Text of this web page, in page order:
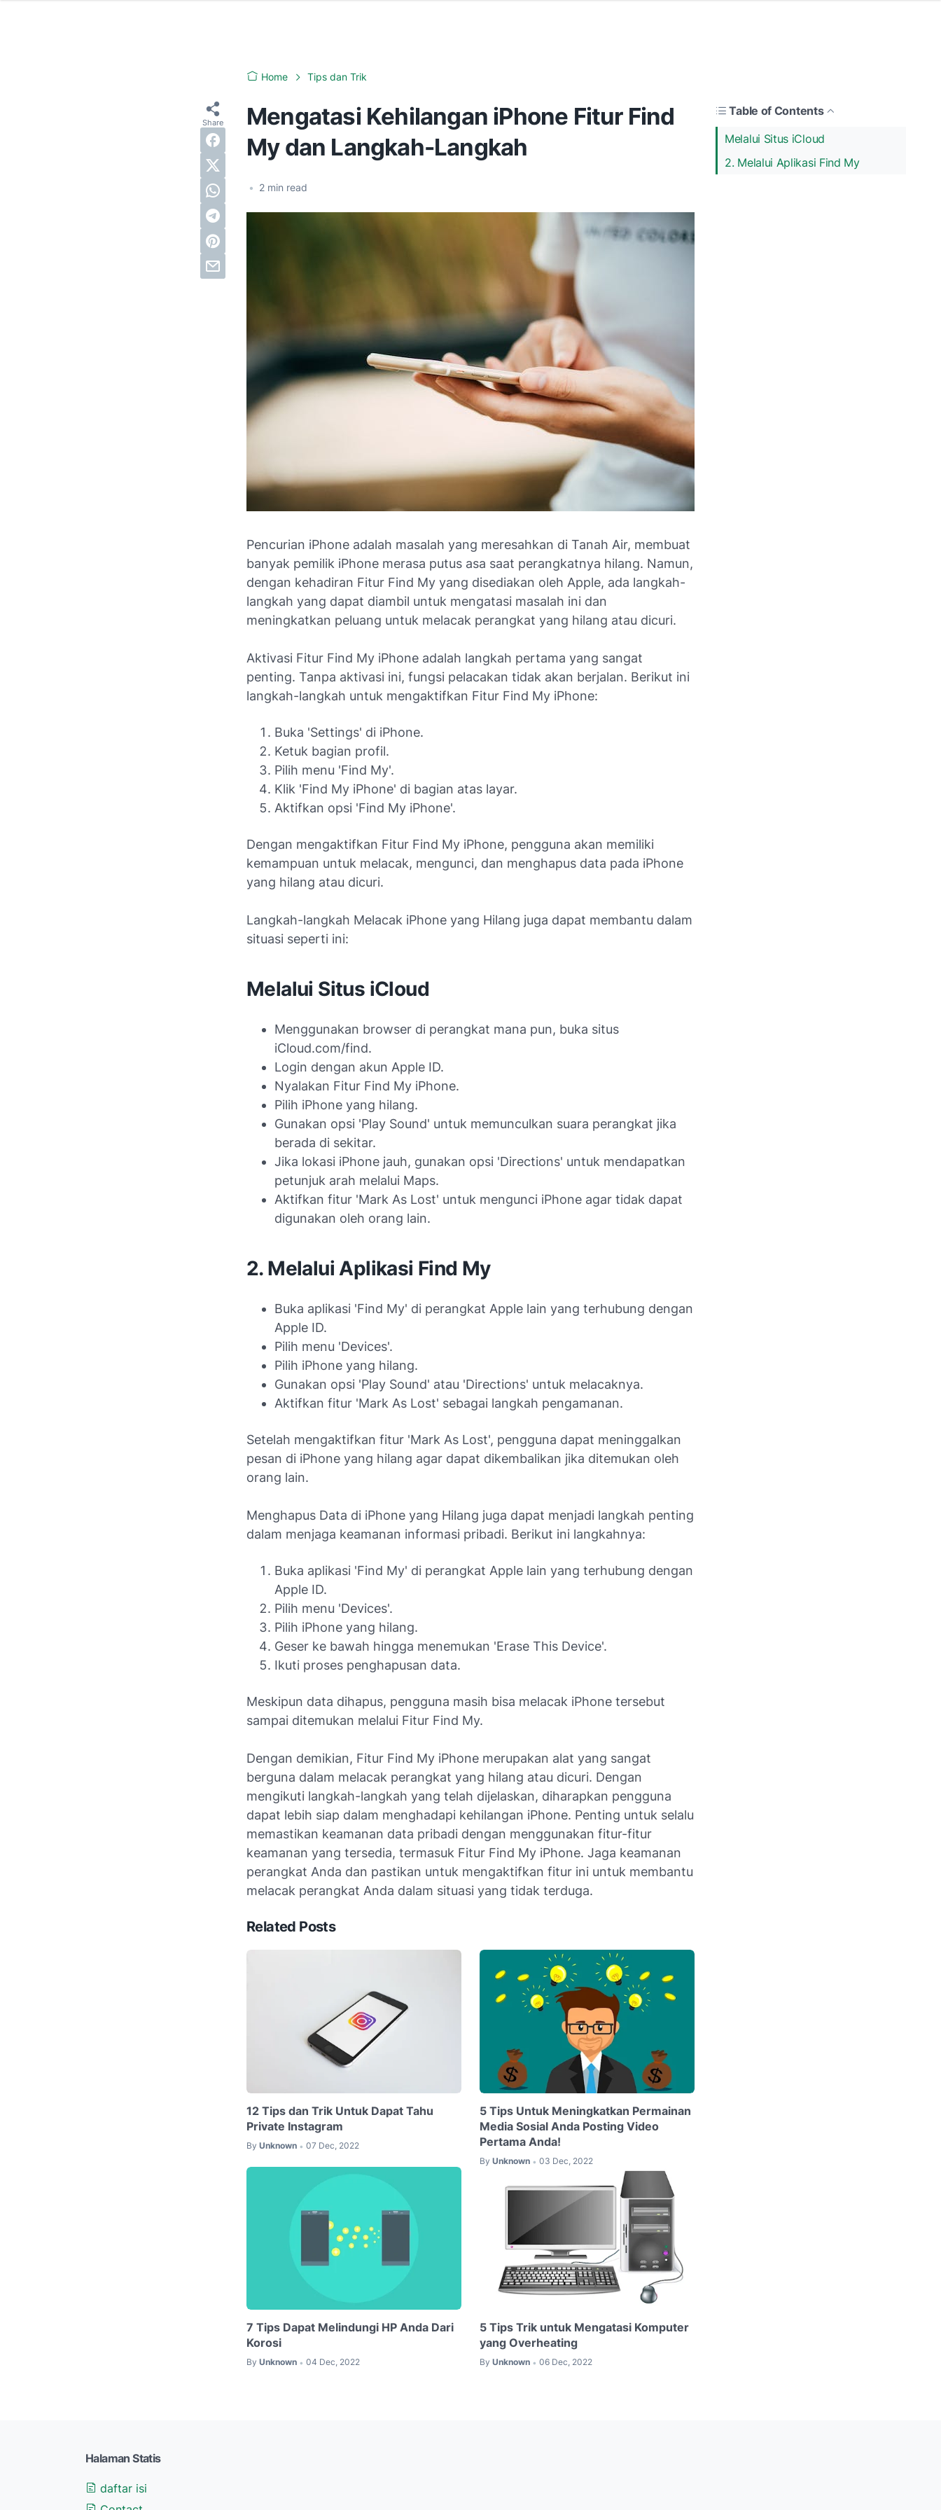
Home Tips dan Trik
Mengatasi Kehilangan iPhone Fitur Find
My dan Langkah-Langkah
• 2 min read
Table of Contents
Melalui Situs iCloud
2. Melalui Aplikasi Find My
Pencurian iPhone adalah masalah yang meresahkan di Tanah Air, membuat
banyak pemilik iPhone merasa putus asa saat perangkatnya hilang. Namun,
dengan kehadiran Fitur Find My yang disediakan oleh Apple, ada langkah-
langkah yang dapat diambil untuk mengatasi masalah ini dan
meningkatkan peluang untuk melacak perangkat yang hilang atau dicuri.
Aktivasi Fitur Find My iPhone adalah langkah pertama yang sangat
penting. Tanpa aktivasi ini, fungsi pelacakan tidak akan berjalan. Berikut ini
langkah-langkah untuk mengaktifkan Fitur Find My iPhone:
Buka 'Settings' di iPhone.
Ketuk bagian profil.
Pilih menu 'Find My'.
Klik 'Find My iPhone' di bagian atas layar.
Aktifkan opsi 'Find My iPhone'.
Dengan mengaktifkan Fitur Find My iPhone, pengguna akan memiliki
kemampuan untuk melacak, mengunci, dan menghapus data pada iPhone
yang hilang atau dicuri.
Langkah-langkah Melacak iPhone yang Hilang juga dapat membantu dalam
situasi seperti ini:
Melalui Situs iCloud
Menggunakan browser di perangkat mana pun, buka situs
iCloud.com/find.
Login dengan akun Apple ID.
Nyalakan Fitur Find My iPhone.
Pilih iPhone yang hilang.
Gunakan opsi 'Play Sound' untuk memunculkan suara perangkat jika
berada di sekitar.
Jika lokasi iPhone jauh, gunakan opsi 'Directions' untuk mendapatkan
petunjuk arah melalui Maps.
Aktifkan fitur 'Mark As Lost' untuk mengunci iPhone agar tidak dapat
digunakan oleh orang lain.
2. Melalui Aplikasi Find My
Buka aplikasi 'Find My' di perangkat Apple lain yang terhubung dengan
Apple ID.
Pilih menu 'Devices'.
Pilih iPhone yang hilang.
Gunakan opsi 'Play Sound' atau 'Directions' untuk melacaknya.
Aktifkan fitur 'Mark As Lost' sebagai langkah pengamanan.
Setelah mengaktifkan fitur 'Mark As Lost', pengguna dapat meninggalkan
pesan di iPhone yang hilang agar dapat dikembalikan jika ditemukan oleh
orang lain.
Menghapus Data di iPhone yang Hilang juga dapat menjadi langkah penting
dalam menjaga keamanan informasi pribadi. Berikut ini langkahnya:
Buka aplikasi 'Find My' di perangkat Apple lain yang terhubung dengan
Apple ID.
Pilih menu 'Devices'.
Pilih iPhone yang hilang.
Geser ke bawah hingga menemukan 'Erase This Device'.
Ikuti proses penghapusan data.
Meskipun data dihapus, pengguna masih bisa melacak iPhone tersebut
sampai ditemukan melalui Fitur Find My.
Dengan demikian, Fitur Find My iPhone merupakan alat yang sangat
berguna dalam melacak perangkat yang hilang atau dicuri. Dengan
mengikuti langkah-langkah yang telah dijelaskan, diharapkan pengguna
dapat lebih siap dalam menghadapi kehilangan iPhone. Penting untuk selalu
memastikan keamanan data pribadi dengan menggunakan fitur-fitur
keamanan yang tersedia, termasuk Fitur Find My iPhone. Jaga keamanan
perangkat Anda dan pastikan untuk mengaktifkan fitur ini untuk membantu
melacak perangkat Anda dalam situasi yang tidak terduga.
Related Posts
12 Tips dan Trik Untuk Dapat Tahu
Private Instagram
By Unknown • 07 Dec, 2022
5 Tips Untuk Meningkatkan Permainan
Media Sosial Anda Posting Video
Pertama Anda!
By Unknown • 03 Dec, 2022
7 Tips Dapat Melindungi HP Anda Dari
Korosi
By Unknown • 04 Dec, 2022
5 Tips Trik untuk Mengatasi Komputer
yang Overheating
By Unknown • 06 Dec, 2022
Halaman Statis
daftar isi